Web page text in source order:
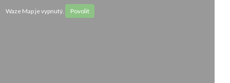
Waze Map je vypnutý. Povolit